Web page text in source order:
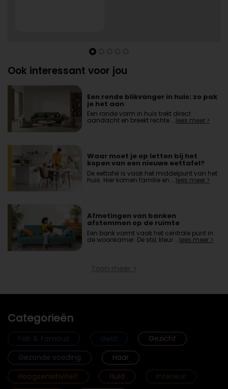
Ook interessant voor jou
Een ronde blikvanger in huis: zo pak
je het aan
Een ronde vorm in huis trekt direct
aandacht en breekt rechte … lees meer >
Waar moet je op letten bij het
kopen van een nieuwe eettafel?
De eettafel is vaak het middelpunt van het
huis. Hier komen familie en … lees meer >
Afmetingen van banken
afstemmen op de ruimte
Een bank vormt vaak het centrale punt in
de woonkamer. De stijl, kleur … lees meer >
Toon meer >
Categorieën
Fab & Famouz Geld
Gezicht
Gezonde voeding
Haar
Hoogsensitiviteit
Huid
Interieur